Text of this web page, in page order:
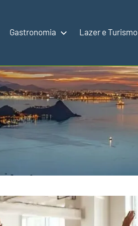
Gastronomia Lazer e Turismo